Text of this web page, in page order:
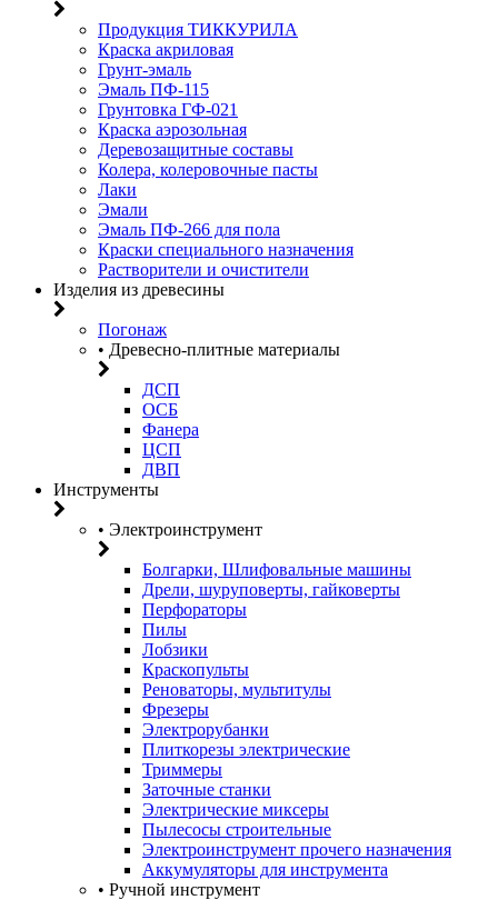
Продукция ТИККУРИЛА
Краска акриловая
Грунт-эмаль
Эмаль ПФ-115
Грунтовка ГФ-021
Краска аэрозольная
Деревозащитные составы
Колера, колеровочные пасты
Лаки
Эмали
Эмаль ПФ-266 для пола
Краски специального назначения
Растворители и очистители
Изделия из древесины
Погонаж
• Древесно-плитные материалы
ДСП
ОСБ
Фанера
ЦСП
ДВП
Инструменты
• Электроинструмент
Болгарки, Шлифовальные машины
Дрели, шуруповерты, гайковерты
Перфораторы
Пилы
Лобзики
Краскопульты
Реноваторы, мультитулы
Фрезеры
Электрорубанки
Плиткорезы электрические
Триммеры
Заточные станки
Электрические миксеры
Пылесосы строительные
Электроинструмент прочего назначения
Аккумуляторы для инструмента
• Ручной инструмент